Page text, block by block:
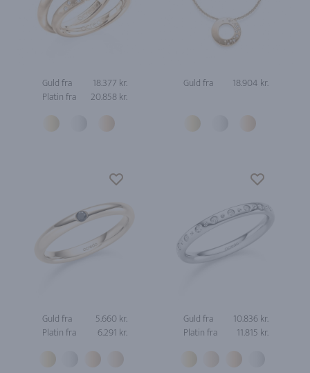
Guld fra
18.377 kr.
Platin fra
20.858 kr.
Guld fra 18.904 kr.
Guld fra
5.660 kr.
Platin fra
6.291 kr.
Guld fra
10.836 kr.
Platin fra
11.815 kr.